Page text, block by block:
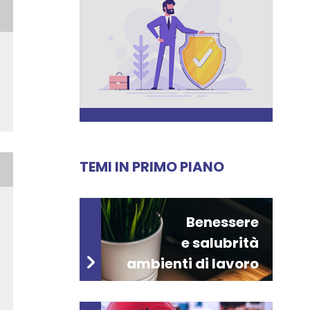
TEMI IN PRIMO PIANO
Benessere
e salubrità
ambienti di lavoro